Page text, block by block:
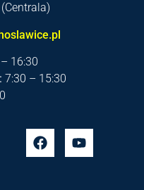
(Centrala)
16:30
7:30 – 15:30